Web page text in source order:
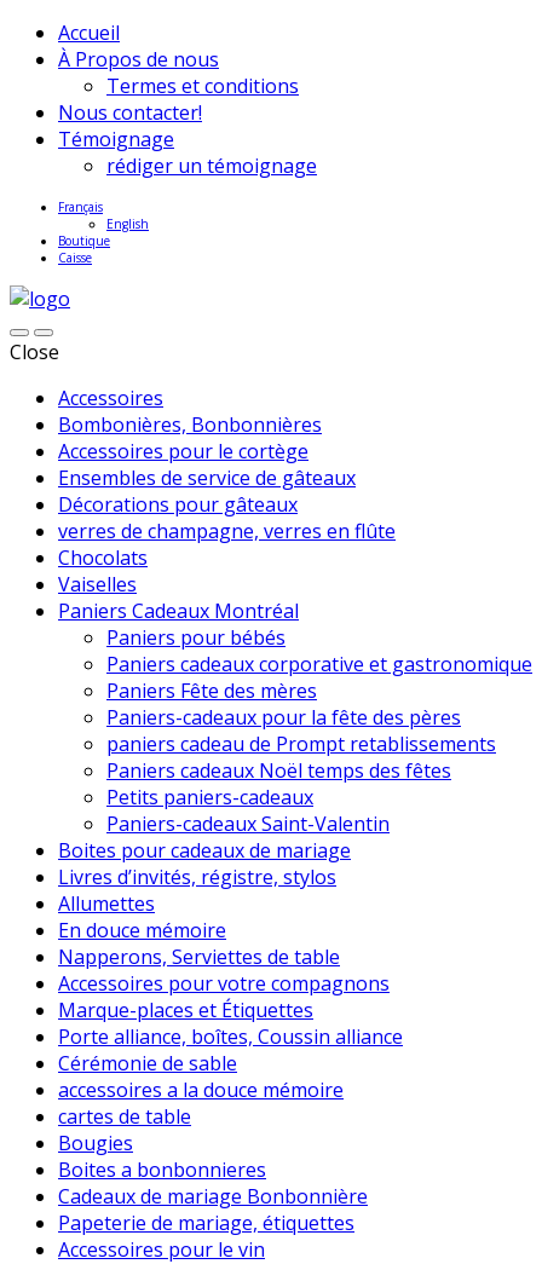
Accueil
À Propos de nous
Termes et conditions
Nous contacter!
Témoignage
rédiger un témoignage
Français
English
Boutique
Caisse
Close
Accessoires
Bombonières, Bonbonnières
Accessoires pour le cortège
Ensembles de service de gâteaux
Décorations pour gâteaux
verres de champagne, verres en flûte
Chocolats
Vaiselles
Paniers Cadeaux Montréal
Paniers pour bébés
Paniers cadeaux corporative et gastronomique
Paniers Fête des mères
Paniers-cadeaux pour la fête des pères
paniers cadeau de Prompt retablissements
Paniers cadeaux Noël temps des fêtes
Petits paniers-cadeaux
Paniers-cadeaux Saint-Valentin
Boites pour cadeaux de mariage
Livres d’invités, régistre, stylos
Allumettes
En douce mémoire
Napperons, Serviettes de table
Accessoires pour votre compagnons
Marque-places et Étiquettes
Porte alliance, boîtes, Coussin alliance
Cérémonie de sable
accessoires a la douce mémoire
cartes de table
Bougies
Boites a bonbonnieres
Cadeaux de mariage Bonbonnière
Papeterie de mariage, étiquettes
Accessoires pour le vin